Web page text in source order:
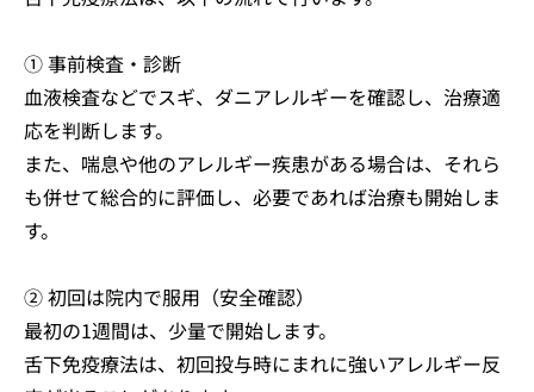
① 事前検査・診断
血液検査などでスギ、ダニアレルギーを確認し、治療適
応を判断します。
また、喘息や他のアレルギー疾患がある場合は、それら
も併せて総合的に評価し、必要であれば治療も開始しま
す。
② 初回は院内で服用（安全確認）
最初の1週間は、少量で開始します。
舌下免疫療法は、初回投与時にまれに強いアレルギー反